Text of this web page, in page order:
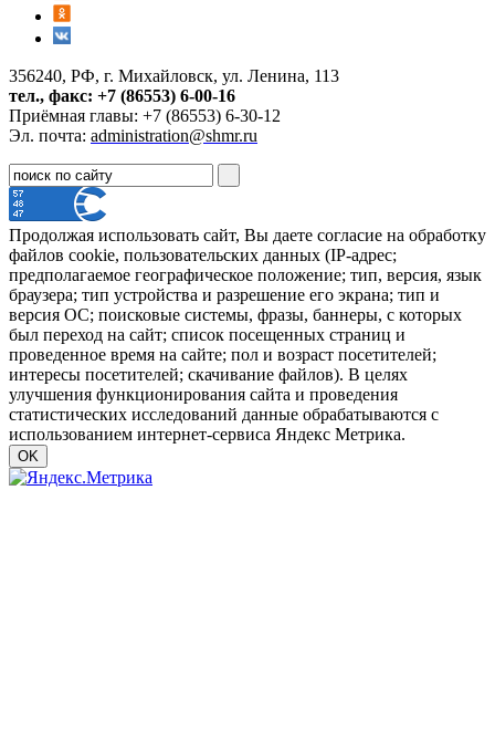
356240, РФ, г. Михайловск, ул. Ленина, 113
тел., факс: +7 (86553) 6-00-16
Приёмная главы: +7 (86553) 6-30-12
Эл. почта: administration@shmr.ru
Продолжая использовать сайт, Вы даете согласие на обработку
файлов cookie, пользовательских данных (IP-адрес;
предполагаемое географическое положение; тип, версия, язык
браузера; тип устройства и разрешение его экрана; тип и
версия ОС; поисковые системы, фразы, баннеры, с которых
был переход на сайт; список посещенных страниц и
проведенное время на сайте; пол и возраст посетителей;
интересы посетителей; скачивание файлов). В целях
улучшения функционирования сайта и проведения
статистических исследований данные обрабатываются с
использованием интернет-сервиса Яндекс Метрика.
OK